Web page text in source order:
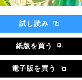
試し読み
紙版を買う
電子版を買う